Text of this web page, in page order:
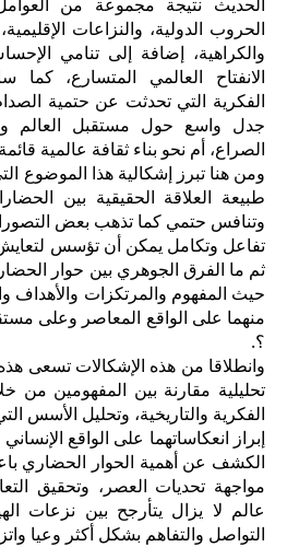
الحروب الدولية، والنزاعات
والكراهية، إضافة إلى تنامي
الانفتاح العالمي المتسارع،
الفكرية التي تحدثت عن حتمية
جدل واسع حول مستقبل العالم
الصراع، أم نحو بناء ثقافة عالمية
ومن هنا تبرز إشكالية هذا الموضوع
طبيعة العلاقة الحقيقية بين
وتنافس حتمي كما تذهب بعض
تفاعل وتكامل يمكن أن تؤسس لتعايش
ثم ما الفرق الجوهري بين حوار
حيث المفهوم والمرتكزات والأهداف
منهما على الواقع المعاصر وعلى
؟.
وانطلاقا من هذه الإشكالات تسعى
تحليلية مقارنة بين المفهومين من
الفكرية والتاريخية، وتحليل الأسس
إبراز انعكاساتهما على الواقع
الكشف عن أهمية الحوار الحضاري
مواجهة تحديات العصر، وتحقيق
عالم لا يزال يتأرجح بين نزعات
التواصل والتفاهم بشكل أكثر وعيا